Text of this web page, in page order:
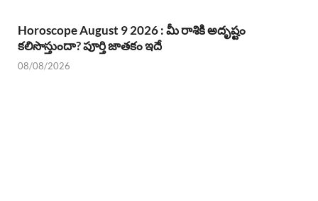
Horoscope August 9 2026 : మీ రాశికి అదృష్టం
కలిసొస్తుందా? పూర్తి జాతకం ఇదే
08/08/2026